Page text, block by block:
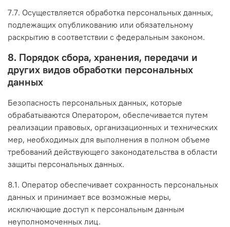
7.7. Осуществляется обработка персональных данных,
подлежащих опубликованию или обязательному
раскрытию в соответствии с федеральным законом.
8. Порядок сбора, хранения, передачи и
других видов обработки персональных
данных
Безопасность персональных данных, которые
обрабатываются Оператором, обеспечивается путем
реализации правовых, организационных и технических
мер, необходимых для выполнения в полном объеме
требований действующего законодательства в области
защиты персональных данных.
8.1. Оператор обеспечивает сохранность персональных
данных и принимает все возможные меры,
исключающие доступ к персональным данным
неуполномоченных лиц.